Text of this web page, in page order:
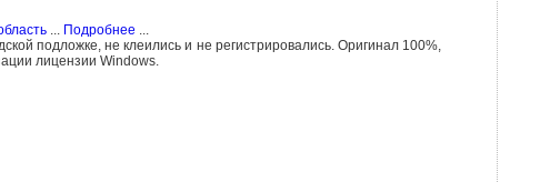
... Подробнее ...
подложке, не клеились и не регистрировались. Оригинал 100%,
лицензии Windows.